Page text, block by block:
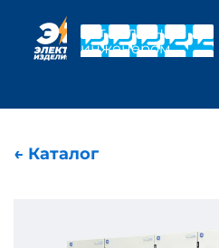
Чат с главным
инженером
← Каталог